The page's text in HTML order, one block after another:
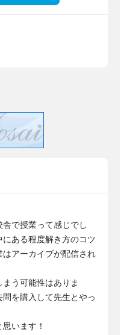
で授業って感じでし
ある程度解き方のコツ
アーカイブが配信され
う可能性はありま
を購入して先生とやっ
います！